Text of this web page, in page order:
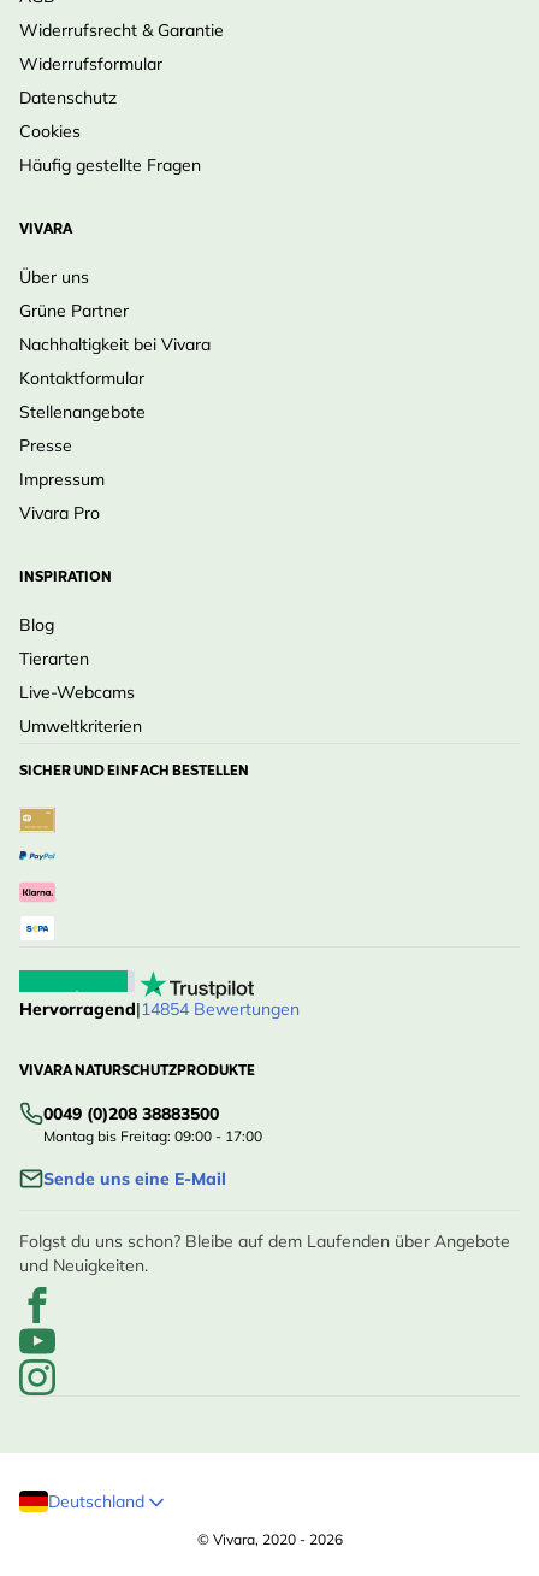
Widerrufsrecht & Garantie
Widerrufsformular
Datenschutz
Cookies
Häufig gestellte Fragen
VIVARA
Über uns
Grüne Partner
Nachhaltigkeit bei Vivara
Kontaktformular
Stellenangebote
Presse
Impressum
Vivara Pro
INSPIRATION
Blog
Tierarten
Live-Webcams
Umweltkriterien
SICHER UND EINFACH BESTELLEN
Hervorragend|14854 Bewertungen
VIVARA NATURSCHUTZPRODUKTE
0049 (0)208 38883500
Montag bis Freitag: 09:00 - 17:00
Sende uns eine E-Mail
Folgst du uns schon? Bleibe auf dem Laufenden über Angebote
und Neuigkeiten.
Deutschland
© Vivara, 2020 - 2026